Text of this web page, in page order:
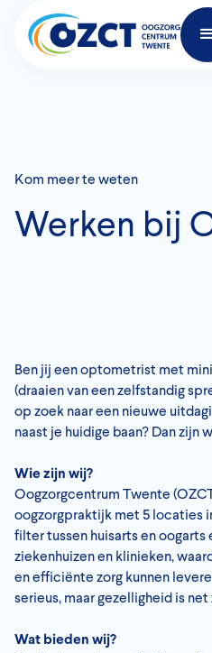
Kom meer te weten
Werken bij
Ben jij een optometrist met
(draaien van een zelfstandig
op zoek naar een nieuwe
naast je huidige baan? Dan zijn
Wie zijn wij?
Oogzorgcentrum Twente
oogzorgpraktijk met 5 locaties
filter tussen huisarts en oogarts
ziekenhuizen en klinieken,
en efficiënte zorg kunnen
serieus, maar gezelligheid is net
Wat bieden wij?